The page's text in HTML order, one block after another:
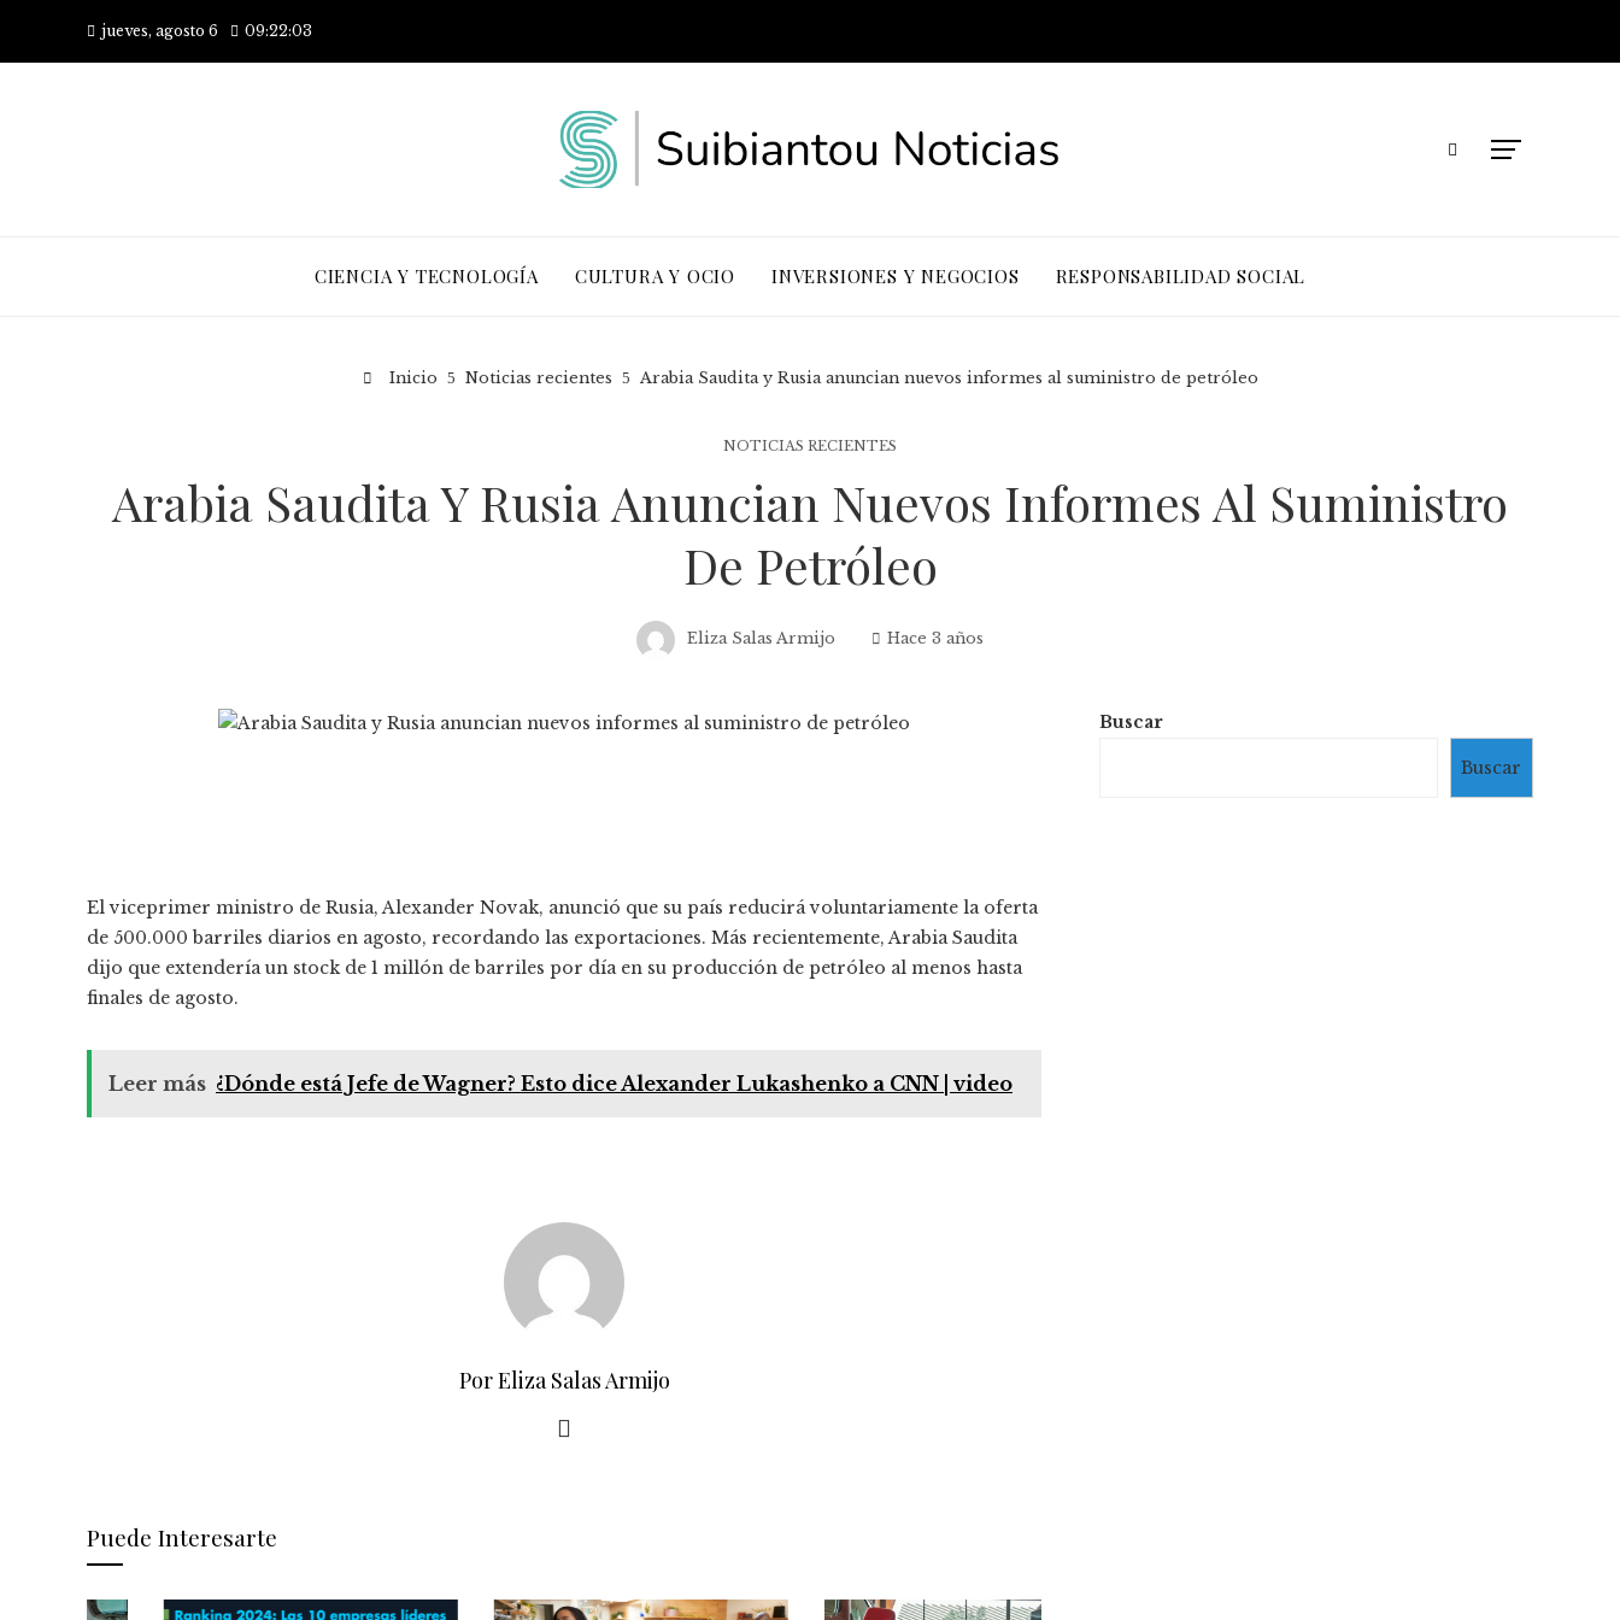
jueves, agosto 6 09:22:03
CIENCIA Y TECNOLOGÍA CULTURA Y OCIO INVERSIONES Y NEGOCIOS RESPONSABILIDAD SOCIAL
Inicio Noticias recientes Arabia Saudita y Rusia anuncian nuevos informes al suministro de petróleo
NOTICIAS RECIENTES
Arabia Saudita Y Rusia Anuncian Nuevos Informes Al Suministro
De Petróleo
Eliza Salas Armijo Hace 3 años
El viceprimer ministro de Rusia, Alexander Novak, anunció que su país reducirá voluntariamente la oferta
de 500.000 barriles diarios en agosto, recordando las exportaciones. Más recientemente, Arabia Saudita
dijo que extendería un stock de 1 millón de barriles por día en su producción de petróleo al menos hasta
finales de agosto.
Leer más ¿Dónde está Jefe de Wagner? Esto dice Alexander Lukashenko a CNN | video
Por Eliza Salas Armijo
Puede Interesarte
Buscar
Buscar